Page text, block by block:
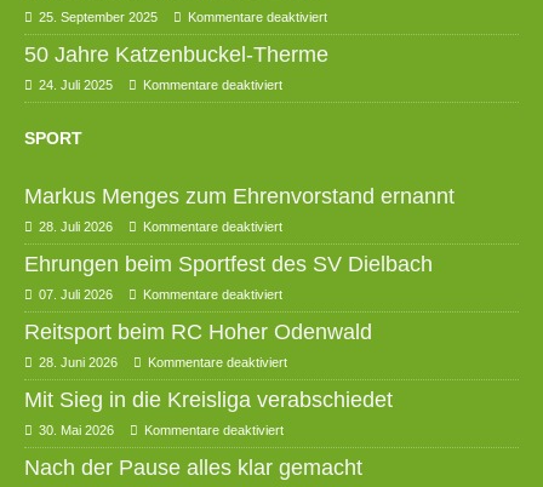
25. September 2025 Kommentare deaktiviert
50 Jahre Katzenbuckel-Therme
24. Juli 2025 Kommentare deaktiviert
SPORT
Markus Menges zum Ehrenvorstand ernannt
28. Juli 2026 Kommentare deaktiviert
Ehrungen beim Sportfest des SV Dielbach
07. Juli 2026 Kommentare deaktiviert
Reitsport beim RC Hoher Odenwald
28. Juni 2026 Kommentare deaktiviert
Mit Sieg in die Kreisliga verabschiedet
30. Mai 2026 Kommentare deaktiviert
Nach der Pause alles klar gemacht